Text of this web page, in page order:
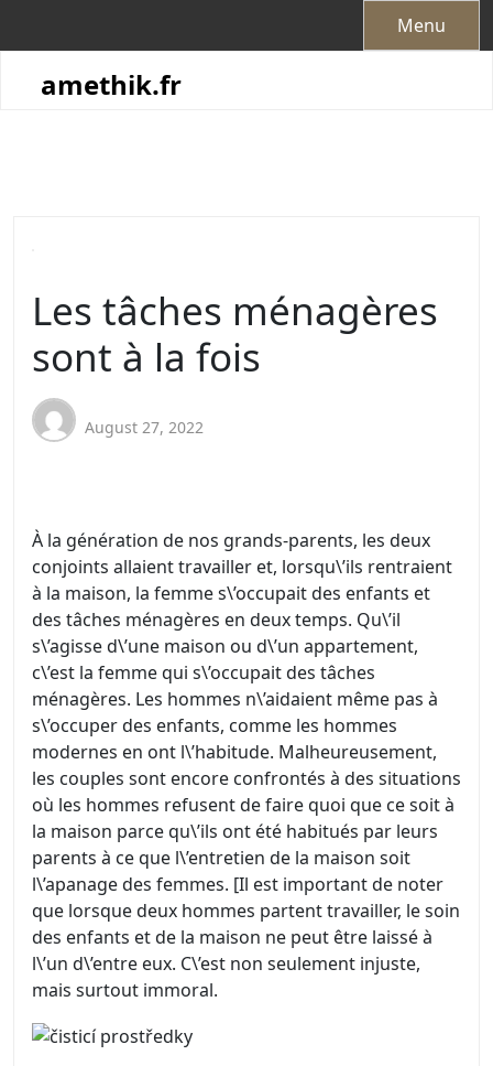
Menu
amethik.fr
Les tâches ménagères
sont à la fois
August 27, 2022
À la génération de nos grands-parents, les deux
conjoints allaient travailler et, lorsqu\’ils rentraient
à la maison, la femme s\’occupait des enfants et
des tâches ménagères en deux temps. Qu\’il
s\’agisse d\’une maison ou d\’un appartement,
c\’est la femme qui s\’occupait des tâches
ménagères. Les hommes n\’aidaient même pas à
s\’occuper des enfants, comme les hommes
modernes en ont l\’habitude. Malheureusement,
les couples sont encore confrontés à des situations
où les hommes refusent de faire quoi que ce soit à
la maison parce qu\’ils ont été habitués par leurs
parents à ce que l\’entretien de la maison soit
l\’apanage des femmes. [Il est important de noter
que lorsque deux hommes partent travailler, le soin
des enfants et de la maison ne peut être laissé à
l\’un d\’entre eux. C\’est non seulement injuste,
mais surtout immoral.